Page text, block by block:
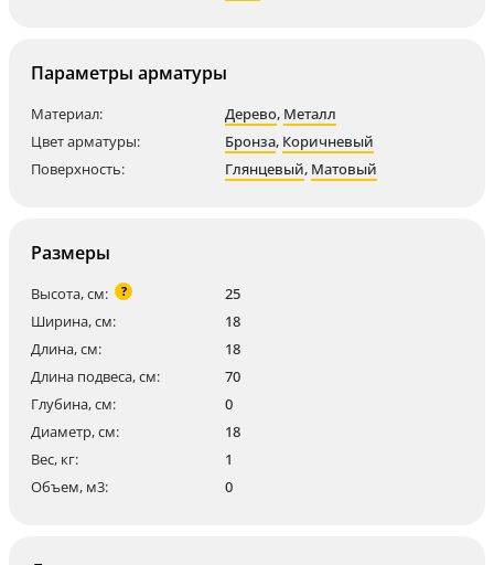
Параметры арматуры
Материал: Дерево, Металл
Цвет арматуры:
Бронза, Коричневый
Поверхность:
Глянцевый, Матовый
Размеры
Высота, см: ?
25
Ширина, см:
18
Длина, см:
18
Длина подвеса, см:
70
Глубина, см:
0
Диаметр, см:
18
Вес, кг:
1
Объем, м3:
0